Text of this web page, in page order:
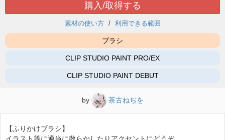
購入/取得する
素材の使い方 利用できる範囲
ブラシ
CLIP STUDIO PAINT PRO/EX
CLIP STUDIO PAINT DEBUT
by 茶古ねぢを
【ふりかけブラシ】